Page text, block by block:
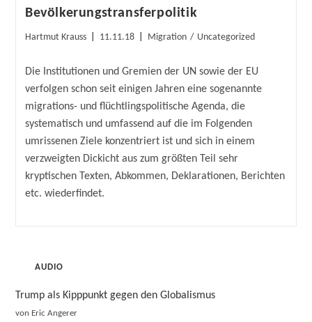
Bevölkerungstransferpolitik
Beitrags-
Hartmut Krauss
Beitrag
11.11.18
Beitrags-
Migration / Uncategorized
Die Institutionen und Gremien der UN sowie der EU
verfolgen schon seit einigen Jahren eine sogenannte
migrations- und flüchtlingspolitische Agenda, die
systematisch und umfassend auf die im Folgenden
umrissenen Ziele konzentriert ist und sich in einem
verzweigten Dickicht aus zum größten Teil sehr
kryptischen Texten, Abkommen, Deklarationen, Berichten
etc. wiederfindet.
AUDIO
Trump als Kipppunkt gegen den Globalismus
von Eric Angerer